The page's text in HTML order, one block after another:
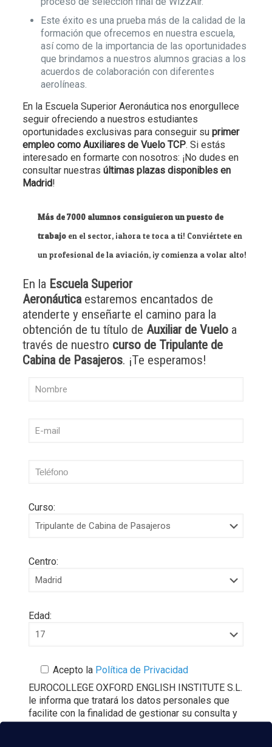
Este éxito es una prueba más de la calidad de la
formación que ofrecemos en nuestra escuela,
así como de la importancia de las oportunidades
que brindamos a nuestros alumnos gracias a los
acuerdos de colaboración con diferentes
aerolíneas.
En la Escuela Superior Aeronáutica nos enorgullece
seguir ofreciendo a nuestros estudiantes
oportunidades exclusivas para conseguir su primer
empleo como Auxiliares de Vuelo TCP. Si estás
interesado en formarte con nosotros: ¡No dudes en
consultar nuestras últimas plazas disponibles en
Madrid!
Más de 7000 alumnos consiguieron un puesto de
trabajoen el sector, ¡ahora te toca a ti! Conviértete en
un profesional de la aviación, ¡y comienza a volar alto!
En la Escuela Superior
Aeronáutica estaremos encantados de
atenderte y enseñarte el camino para la
obtención de tu título de Auxiliar de Vueloa
través de nuestro curso de Tripulante de
Cabina de Pasajeros. ¡Te esperamos!
Curso:
Centro:
Edad:
Acepto laPolítica de Privacidad
EUROCOLLEGE OXFORD ENGLISH INSTITUTE S.L.
le informa que tratará los datos personales que
facilite con la finalidad de gestionar su consulta y
darle respuesta. Puede ejercer sus derechos de